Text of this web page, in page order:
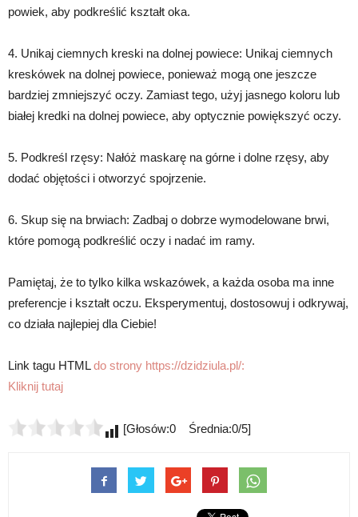
powiek, aby podkreślić kształt oka.
4. Unikaj ciemnych kreski na dolnej powiece: Unikaj ciemnych
kreskówek na dolnej powiece, ponieważ mogą one jeszcze
bardziej zmniejszyć oczy. Zamiast tego, użyj jasnego koloru lub
białej kredki na dolnej powiece, aby optycznie powiększyć oczy.
5. Podkreśl rzęsy: Nałóż maskarę na górne i dolne rzęsy, aby
dodać objętości i otworzyć spojrzenie.
6. Skup się na brwiach: Zadbaj o dobrze wymodelowane brwi,
które pomogą podkreślić oczy i nadać im ramy.
Pamiętaj, że to tylko kilka wskazówek, a każda osoba ma inne
preferencje i kształt oczu. Eksperymentuj, dostosowuj i odkrywaj,
co działa najlepiej dla Ciebie!
Link tagu HTMLdo strony https://dzidziula.pl/:
Kliknij tutaj
[Głosów:0 Średnia:0/5]